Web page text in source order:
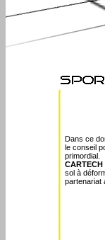
Dans ce
le conseil
primordial.
CARTECH
sol à
partenariat